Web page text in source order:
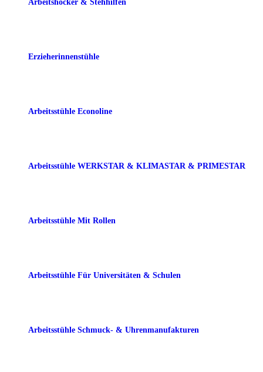
Arbeitshocker & Stehhilfen
Erzieherinnenstühle
Arbeitsstühle Econoline
Arbeitsstühle WERKSTAR & KLIMASTAR & PRIMESTAR
Arbeitsstühle Mit Rollen
Arbeitsstühle Für Universitäten & Schulen
Arbeitsstühle Schmuck- & Uhrenmanufakturen